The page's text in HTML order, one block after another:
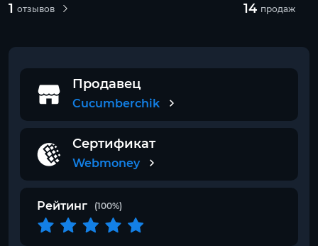
1 отзывов 14 продаж
Продавец
Cucumberchik
Сертификат
Webmoney
Рейтинг (100%)